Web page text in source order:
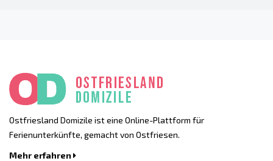
Ostfriesland Domizile ist eine Online-Plattform für
Ferienunterkünfte, gemacht von Ostfriesen.
Mehr erfahren